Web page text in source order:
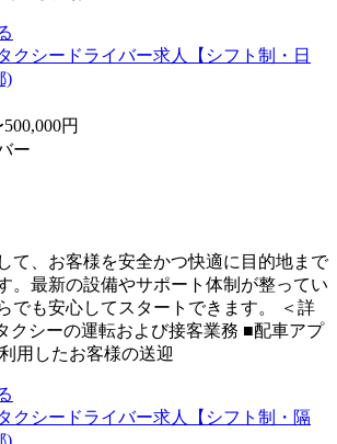
クシードライバー求人【シフト制・日
)
円
ー
て、お客様を安全かつ快適に目的地まで
。最新の設備やサポート体制が整ってい
でも安心してスタートできます。 ＜詳
クシーの運転および接客業務 ■配車アプ
用したお客様の送迎
クシードライバー求人【シフト制・隔